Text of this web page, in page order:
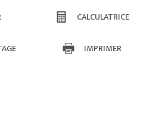
CALCULATRICE
IMPRIMER